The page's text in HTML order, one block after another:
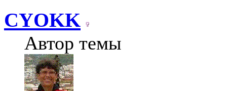
CYOKK
Автор темы